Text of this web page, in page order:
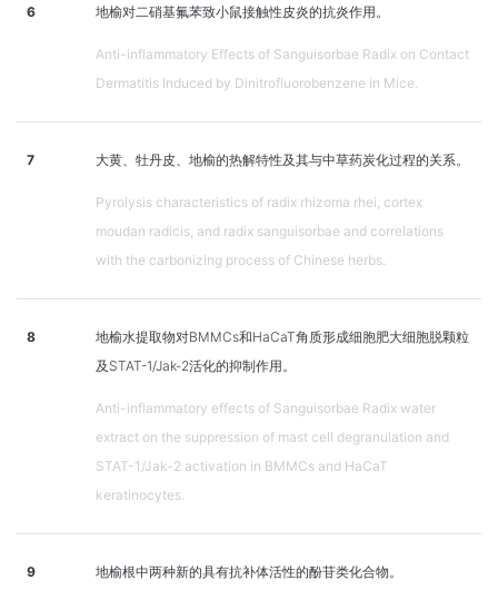
6 地榆对二硝基氟苯致小鼠接触性皮炎的抗炎作用。
Anti-inflammatory Effects of Sanguisorbae Radix on Contact
Dermatitis Induced by Dinitrofluorobenzene in Mice.
7 大黄、牡丹皮、地榆的热解特性及其与中草药炭化过程的关系。
Pyrolysis characteristics of radix rhizoma rhei, cortex
moudan radicis, and radix sanguisorbae and correlations
with the carbonizing process of Chinese herbs.
8
地榆水提取物对BMMCs和HaCaT角质形成细胞肥大细胞脱颗粒
及STAT-1/Jak-2活化的抑制作用。
Anti-inflammatory effects of Sanguisorbae Radix water
extract on the suppression of mast cell degranulation and
STAT-1/Jak-2 activation in BMMCs and HaCaT
keratinocytes.
9 地榆根中两种新的具有抗补体活性的酚苷类化合物。